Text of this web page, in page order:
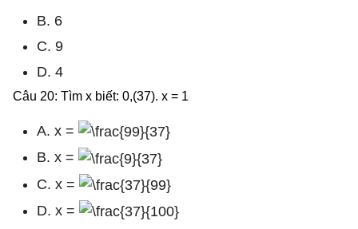
B. 6
C. 9
D. 4
Câu 20: Tìm x biết: 0,(37). x = 1
A. x =
B. x =
C. x =
D. x =